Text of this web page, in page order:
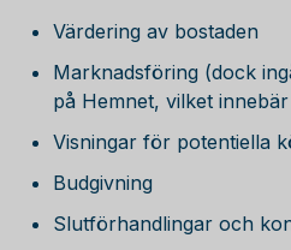
Värdering av bostaden
Marknadsföring (dock
på Hemnet, vilket
Visningar för potentiella
Budgivning
Slutförhandlingar och